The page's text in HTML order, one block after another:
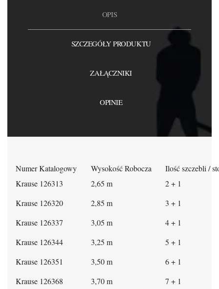
OPIS
SZCZEGÓŁY PRODUKTU
ZAŁĄCZNIKI
OPINIE
Numer Katalogowy Wysokość Robocza
Ilość szczebli /
Krause 126313
2,65 m
2 + 1
Krause 126320
2,85 m
3 + 1
Krause 126337
3,05 m
4 + 1
Krause 126344
3,25 m
5 + 1
Krause 126351
3,50 m
6 + 1
Krause 126368
3,70 m 7 + 1